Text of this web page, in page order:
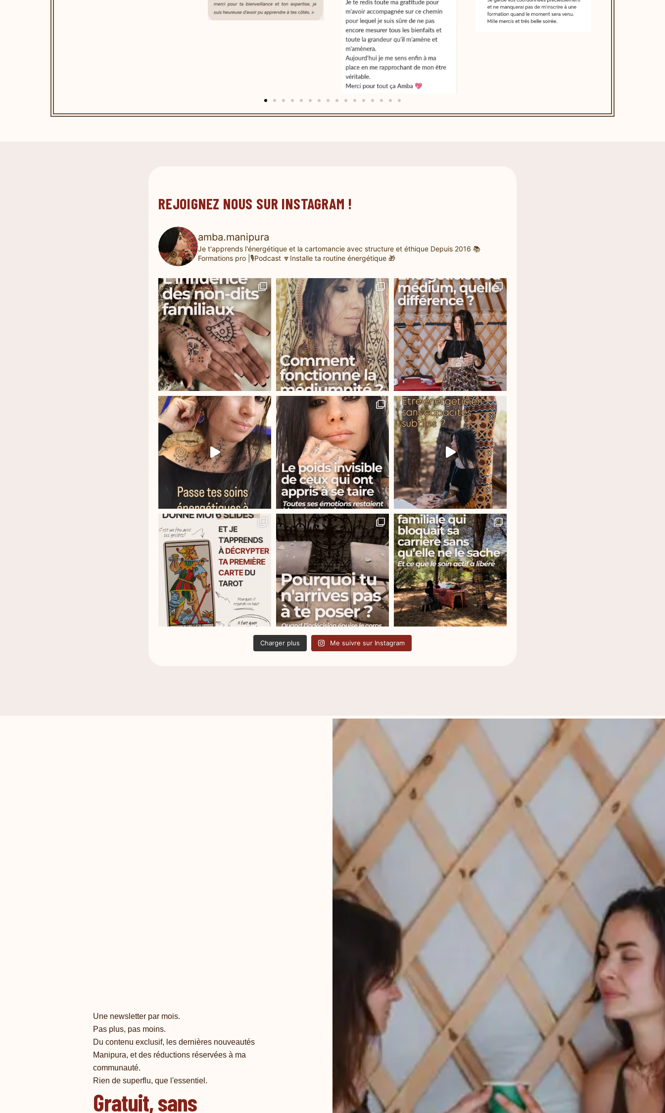
REJOIGNEZ NOUS SUR INSTAGRAM !
amba.manipura
Je t'apprends l'énergétique et la cartomancie avec structure et éthique Depuis 2016 📚
Formations pro |🎙️Podcast 🔽Installe ta routine énergétique 🎁
Charger plus Me suivre sur Instagram
Une newsletter par mois.
Pas plus, pas moins.
Du contenu exclusif, les dernières nouveautés
Manipura, et des réductions réservées à ma
communauté.
Rien de superflu, que l'essentiel.
Gratuit, sans